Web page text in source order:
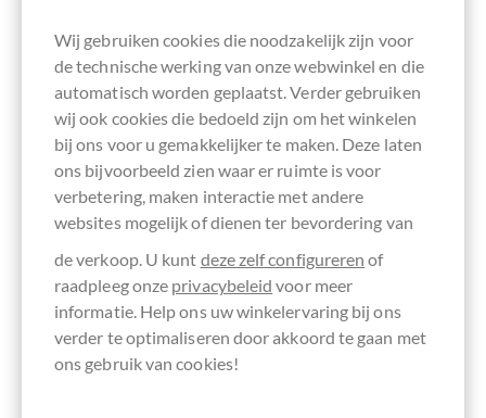
Onthouden
Wij gebruiken cookies die noodzakelijk zijn voor
de technische werking van onze webwinkel en die
automatisch worden geplaatst. Verder gebruiken
wij ook cookies die bedoeld zijn om het winkelen
bij ons voor u gemakkelijker te maken. Deze laten
ons bijvoorbeeld zien waar er ruimte is voor
verbetering, maken interactie met andere
websites mogelijk of dienen ter bevordering van
de verkoop. U kunt deze zelf configureren of
raadpleeg onze privacybeleid voor meer
informatie. Help ons uw winkelervaring bij ons
verder te optimaliseren door akkoord te gaan met
ons gebruik van cookies!